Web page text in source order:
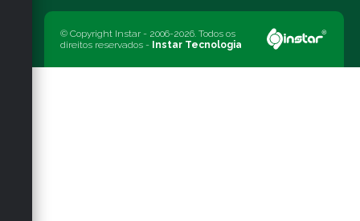
© Copyright Instar - 2006-2026. Todos os
direitos reservados - Instar Tecnologia